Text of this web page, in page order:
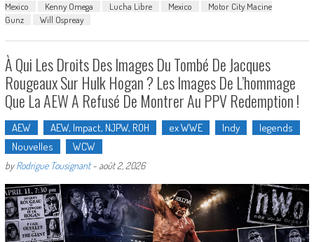
Mexico
Kenny Omega Lucha Libre Mexico
Motor City Macine
Gunz
Will Ospreay
À Qui Les Droits Des Images Du Tombé De Jacques
Rougeaux Sur Hulk Hogan ? Les Images De L’hommage
Que La AEW A Refusé De Montrer Au PPV Redemption !
AEW AEW, Impact, NJPW, ROH ex WWE Indy
legends
Nouvelles
WCW
byRodrigue Tousignant- août 2, 2026